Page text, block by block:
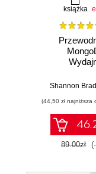
książka
danych.
Shannon
(44,50 zł najniższa
89.00zł